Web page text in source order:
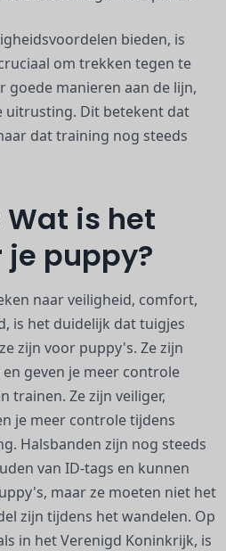
bieden, is
om trekken tegen te
goede manieren aan de lijn,
uitrusting. Dit betekent dat
dat training nog steeds
is het
je puppy?
naar veiligheid, comfort,
is het duidelijk dat tuigjes
zijn voor puppy's. Ze zijn
geven je meer controle
trainen. Ze zijn veiliger,
je meer controle tijdens
Halsbanden zijn nog steeds
van ID-tags en kunnen
maar ze moeten niet het
zijn tijdens het wandelen. Op
in het Verenigd Koninkrijk, is